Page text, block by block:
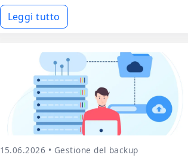
Leggi tutto
15.06.2026 • Gestione del backup